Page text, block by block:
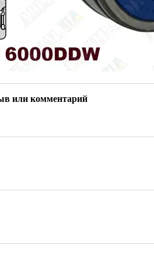
или комментарий